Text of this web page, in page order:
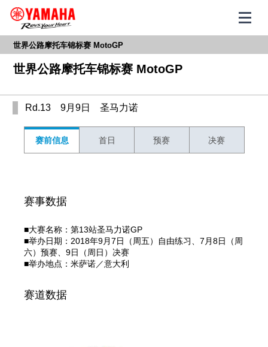
世界公路摩托车锦标赛 MotoGP
世界公路摩托车锦标赛 MotoGP
Rd.13 9月9日 圣马力诺
赛前信息 首日 预赛 决赛
赛事数据
■大赛名称：第13站圣马力诺GP
■举办日期：2018年9月7日（周五）自由练习、7月8日（周
六）预赛、9日（周日）决赛
■举办地点：米萨诺／意大利
赛道数据